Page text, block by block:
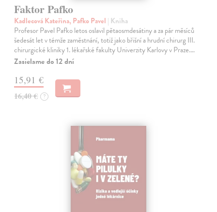
Faktor Pafko
Kadlecová Kateřina, Pafko Pavel | Kniha
Profesor Pavel Pafko letos oslavil pětaosmdesátiny a za pár měsíců
šedesát let v témže zaměstnání, totiž jako břišní a hrudní chirurg III.
chirurgické kliniky 1. lékařské fakulty Univerzity Karlovy v Praze.…
Zasielame do 12 dní
15,91 €
16,40 € ?